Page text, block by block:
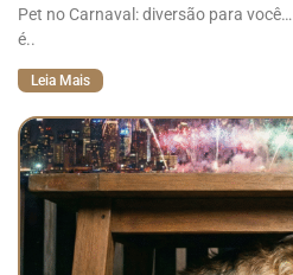
Pet no Carnaval: diversão para
é..
Leia Mais